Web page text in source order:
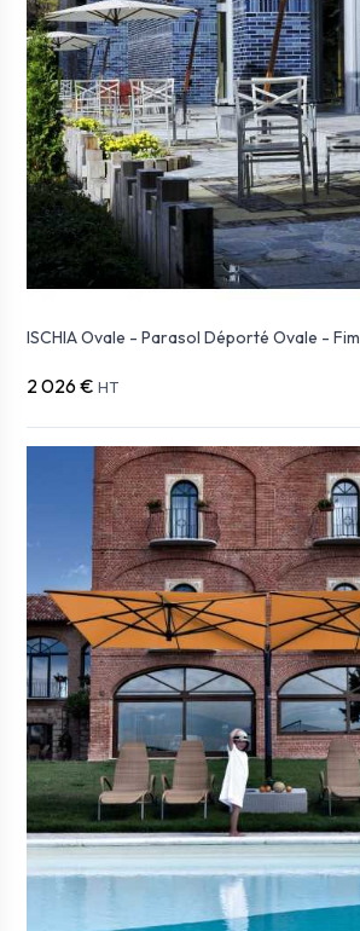
ISCHIA Ovale - Parasol Déporté Ovale - Fim
2 026 € HT